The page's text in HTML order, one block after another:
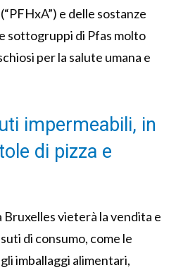
e delle sostanze
sottogruppi di Pfas molto
per la salute umana e
impermeabili, in
di pizza e
vieterà la vendita e
di consumo, come le
imballaggi alimentari,